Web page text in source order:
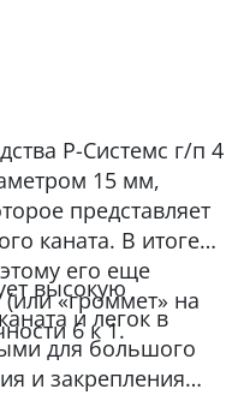
Р-Системс г/п 4
15 мм,
представляет
каната. В итоге
его еще
«громмет» на
6 к 1.
высокую
и легок в
для большого
и закрепления